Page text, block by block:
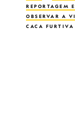
REPORTAGEM
OBSERVAR A
CAÇA FURTIVA